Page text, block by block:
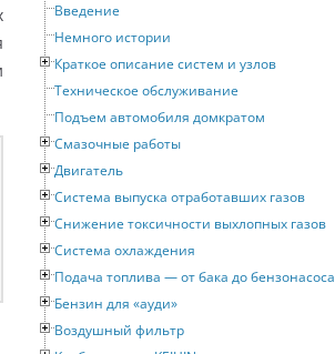
Введение
Немного истории
Краткое описание систем и узлов
Техническое обслуживание
Подъем автомобиля домкратом
Смазочные работы
Двигатель
Система выпуска отработавших газов
Снижение токсичности выхлопных газов
Система охлаждения
Подача топлива — от бака до бензонасоса
Бензин для «ауди»
Воздушный фильтр